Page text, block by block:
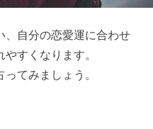
、自分の恋愛運に合わせ
すくなります。
てみましょう。